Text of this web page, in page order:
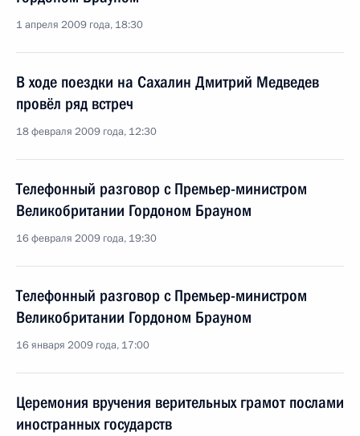
1 апреля 2009 года, 18:30
В ходе поездки на Сахалин Дмитрий Медведев
провёл ряд встреч
18 февраля 2009 года, 12:30
Телефонный разговор с Премьер-министром
Великобритании Гордоном Брауном
16 февраля 2009 года, 19:30
Телефонный разговор с Премьер-министром
Великобритании Гордоном Брауном
16 января 2009 года, 17:00
Церемония вручения верительных грамот послами
иностранных государств